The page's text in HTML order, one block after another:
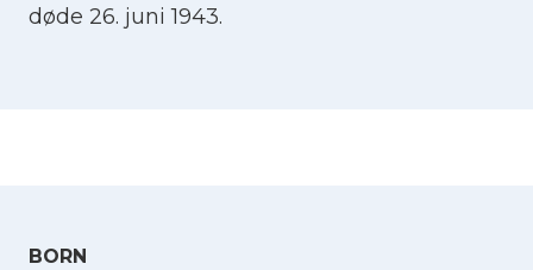
døde 26. juni 1943.
BORN